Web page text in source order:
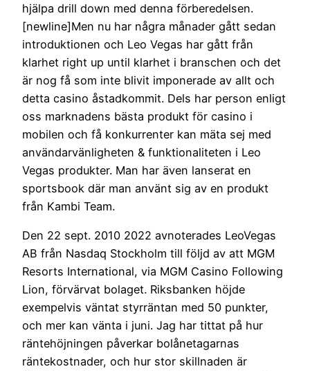
hjälpa drill down med denna förberedelsen.
[newline]Men nu har några månader gått sedan
introduktionen och Leo Vegas har gått från
klarhet right up until klarhet i branschen och det
är nog få som inte blivit imponerade av allt och
detta casino åstadkommit. Dels har person enligt
oss marknadens bästa produkt för casino i
mobilen och få konkurrenter kan mäta sej med
användarvänligheten & funktionaliteten i Leo
Vegas produkter. Man har även lanserat en
sportsbook där man använt sig av en produkt
från Kambi Team.
Den 22 sept. 2010 2022 avnoterades LeoVegas
AB från Nasdaq Stockholm till följd av att MGM
Resorts International, via MGM Casino Following
Lion, förvärvat bolaget. Riksbanken höjde
exempelvis väntat styrräntan med 50 punkter,
och mer kan vänta i juni. Jag har tittat på hur
räntehöjningen påverkar bolånetagarnas
räntekostnader, och hur stor skillnaden är